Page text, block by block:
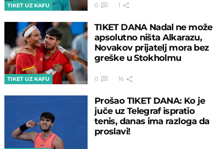
TIKET UZ KAFU 0 1
TIKET UZ KAFU
TIKET DANA Nadal ne može
apsolutno ništa Alkarazu,
Novakov prijatelj mora bez
greške u Stokholmu
0 16
Prošao TIKET DANA: Ko je
juče uz Telegraf ispratio
tenis, danas ima razloga da
proslavi!